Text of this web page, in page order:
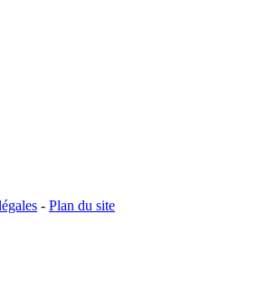
- Plan du site